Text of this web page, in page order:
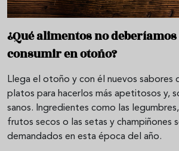
¿Qué alimentos no
consumir en otoño?
Llega el otoño y con él nuevos sabores
platos para hacerlos más apetitosos y,
sanos. Ingredientes como las
frutos secos o las setas y champiñones
demandados en esta época del año.